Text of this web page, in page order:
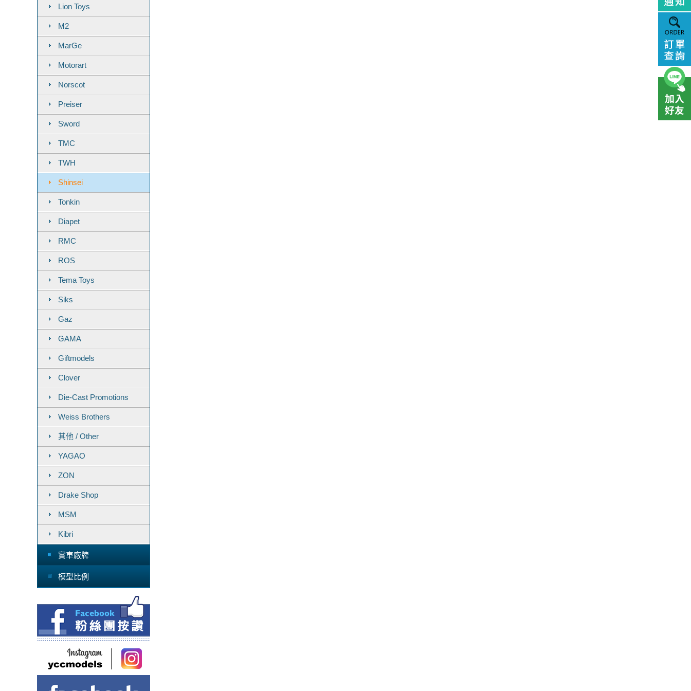
Lion Toys
M2
MarGe
Motorart
Norscot
Preiser
Sword
TMC
TWH
Shinsei
Tonkin
Diapet
RMC
ROS
Tema Toys
Siks
Gaz
GAMA
Giftmodels
Clover
Die-Cast Promotions
Weiss Brothers
其他 / Other
YAGAO
ZON
Drake Shop
MSM
Kibri
實車廠牌
模型比例